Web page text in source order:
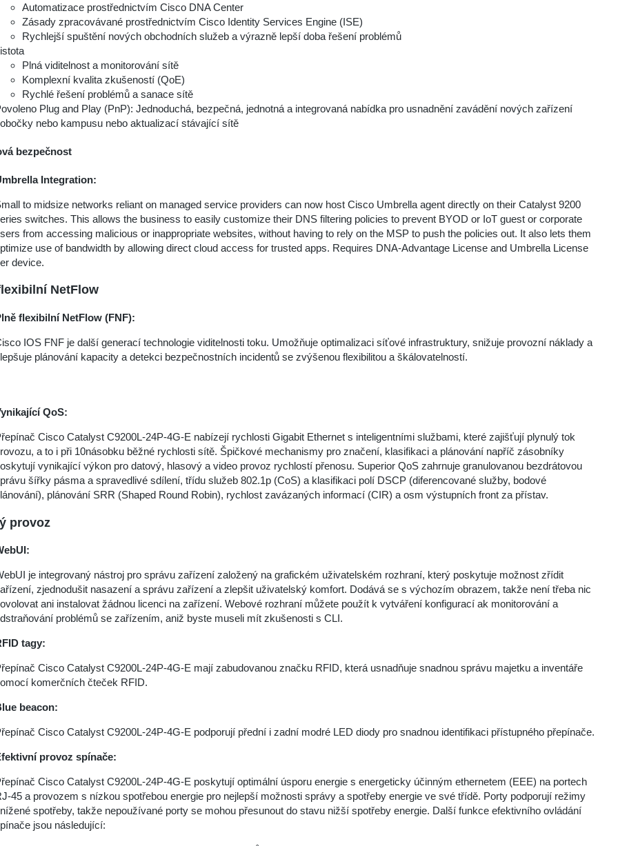
Automatizace prostřednictvím Cisco DNA Center
Zásady zpracovávané prostřednictvím Cisco Identity Services Engine (ISE)
Rychlejší spuštění nových obchodních služeb a výrazně lepší doba řešení problémů
Plná viditelnost a monitorování sítě
Komplexní kvalita zkušeností (QoE)
Rychlé řešení problémů a sanace sítě
Plug and Play (PnP): Jednoduchá, bezpečná, jednotná a integrovaná nabídka pro usnadnění zavádění nových zařízení
nebo kampusu nebo aktualizací stávající sítě
bezpečnost
Integration:
to midsize networks reliant on managed service providers can now host Cisco Umbrella agent directly on their Catalyst 9200
switches. This allows the business to easily customize their DNS filtering policies to prevent BYOD or IoT guest or corporate
from accessing malicious or inappropriate websites, without having to rely on the MSP to push the policies out. It also lets them
use of bandwidth by allowing direct cloud access for trusted apps. Requires DNA-Advantage License and Umbrella License
device.
NetFlow
flexibilní NetFlow (FNF):
IOS FNF je další generací technologie viditelnosti toku. Umožňuje optimalizaci síťové infrastruktury, snižuje provozní náklady a
plánování kapacity a detekci bezpečnostních incidentů se zvýšenou flexibilitou a škálovatelností.
QoS:
Cisco Catalyst C9200L-24P-4G-E nabízejí rychlosti Gigabit Ethernet s inteligentními službami, které zajišťují plynulý tok
a to i při 10násobku běžné rychlosti sítě. Špičkové mechanismy pro značení, klasifikaci a plánování napříč zásobníky
vynikající výkon pro datový, hlasový a video provoz rychlostí přenosu. Superior QoS zahrnuje granulovanou bezdrátovou
šířky pásma a spravedlivé sdílení, třídu služeb 802.1p (CoS) a klasifikaci polí DSCP (diferencované služby, bodové
plánování SRR (Shaped Round Robin), rychlost zavázaných informací (CIR) a osm výstupních front za přístav.
provoz
je integrovaný nástroj pro správu zařízení založený na grafickém uživatelském rozhraní, který poskytuje možnost zřídit
zjednodušit nasazení a správu zařízení a zlepšit uživatelský komfort. Dodává se s výchozím obrazem, takže není třeba nic
ani instalovat žádnou licenci na zařízení. Webové rozhraní můžete použít k vytváření konfigurací ak monitorování a
problémů se zařízením, aniž byste museli mít zkušenosti s CLI.
tagy:
Cisco Catalyst C9200L-24P-4G-E mají zabudovanou značku RFID, která usnadňuje snadnou správu majetku a inventáře
komerčních čteček RFID.
beacon:
Cisco Catalyst C9200L-24P-4G-E podporují přední i zadní modré LED diody pro snadnou identifikaci přístupného přepínače.
provoz spínače:
Cisco Catalyst C9200L-24P-4G-E poskytují optimální úsporu energie s energeticky účinným ethernetem (EEE) na portech
45 a provozem s nízkou spotřebou energie pro nejlepší možnosti správy a spotřeby energie ve své třídě. Porty podporují režimy
spotřeby, takže nepoužívané porty se mohou přesunout do stavu nižší spotřeby energie. Další funkce efektivního ovládání
jsou následující: